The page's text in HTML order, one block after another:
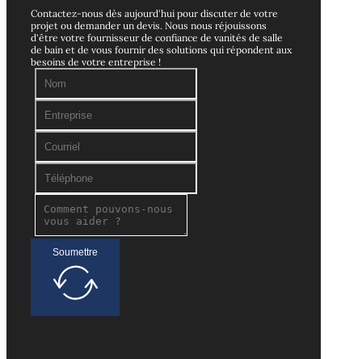
Contactez-nous dès aujourd'hui pour discuter de votre
projet ou demander un devis. Nous nous réjouissons
d'être votre fournisseur de confiance de vanités de salle
de bain et de vous fournir des solutions qui répondent aux
besoins de votre entreprise !
Soumettre